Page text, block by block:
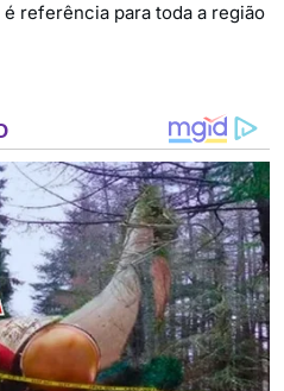
referência para toda a região